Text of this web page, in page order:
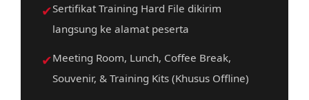
✔Sertifikat Training Hard File dikirim
langsung ke alamat peserta
✔Meeting Room, Lunch, Coffee Break,
Souvenir, & Training Kits (Khusus Offline)